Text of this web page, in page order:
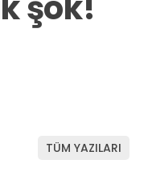
TÜM YAZILARI